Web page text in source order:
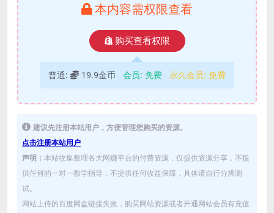
本内容需权限查看
购买查看权限
普通: 19.9金币 会员: 免费 永久会员: 免费
建议先注册本站用户，方便管理您购买的资源。
点击注册本站用户
声明： 本站收集整理各大网赚平台的付费资源，仅提供资源分享，不提
供任何的一对一教学指导，不提供任何收益保障，具体请自行分辨测
试。
网站上传的百度网盘链接失效，购买网站资源或者开通网站会员有充值